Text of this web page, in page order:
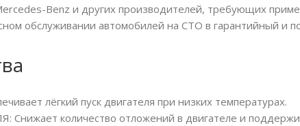
Benz и других производителей, требующих
обслуживании автомобилей на СТО в гарантийный и
лёгкий пуск двигателя при низких температурах.
количество отложений в двигателе и